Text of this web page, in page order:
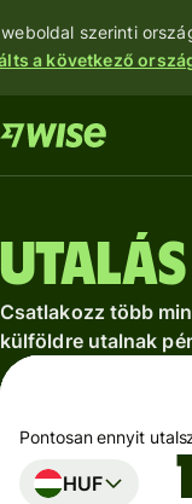
szerinti
a következő
Csatlakozz több
külföldre utalnak
Pontosan ennyit
HUF